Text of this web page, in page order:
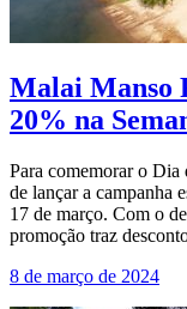
Malai Manso
20% na
Para comemorar o
de lançar a campanha
17 de março. Com o
promoção traz
8 de março de 2024